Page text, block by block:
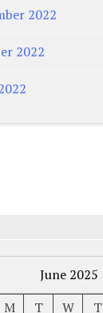
2022
2022
June 2025
M T W T